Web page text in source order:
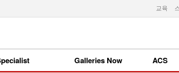
교육
Galleries Now ACS